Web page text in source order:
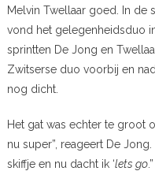
Melvin Twellaar goed. In de
vond het gelegenheidsduo
sprintten De Jong en
Zwitserse duo voorbij en
nog dicht.
Het gat was echter te groot
nu super”, reageert De
skiffje en nu dacht ik ‘lets go